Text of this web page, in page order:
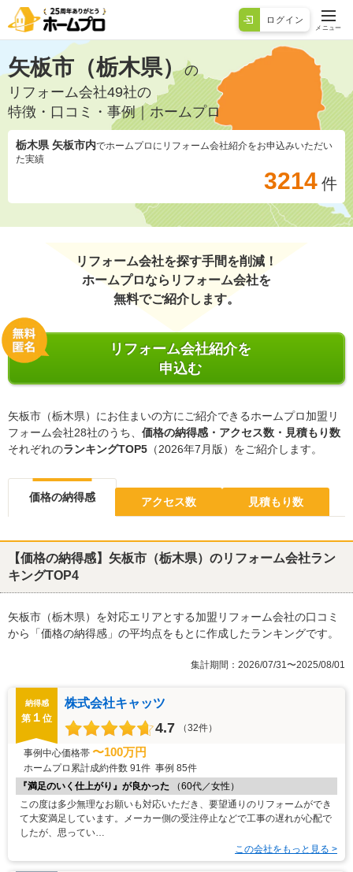
ログイン
メニュー
矢板市（栃木県）の
リフォーム会社49社の
特徴・口コミ・事例｜ホームプロ
栃木県 矢板市内でホームプロにリフォーム会社紹介をお申込みいただい
た実績
3214 件
リフォーム会社を探す手間を削減！
ホームプロならリフォーム会社を
無料でご紹介します。
リフォーム会社紹介を
申込む
矢板市（栃木県）にお住まいの方にご紹介できるホームプロ加盟リ
フォーム会社28社のうち、 価格の納得感・アクセス数・見積もり数
それぞれのランキングTOP5 （2026年7月版）をご紹介します。
価格の納得感 アクセス数 見積もり数
【価格の納得感】矢板市（栃木県）のリフォーム会社ラン
キングTOP4
矢板市（栃木県）を対応エリアとする加盟リフォーム会社の口コミ
から「価格の納得感」の平均点をもとに作成したランキングです。
集計期間：2026/07/31〜2025/08/01
納得感
第 １ 位
株式会社キャッツ
4.7 （32件）
事例中心価格帯 〜100万円
ホームプロ累計成約件数 91件 事例 85件
『満足のいく仕上がり』が良かった
（60代／女性）
この度は多少無理なお願いも対応いただき、要望通りのリフォームができ
て大変満足しています。メーカー側の受注停止などで工事の遅れが心配で
したが、思ってい…
この会社をもっと見る >